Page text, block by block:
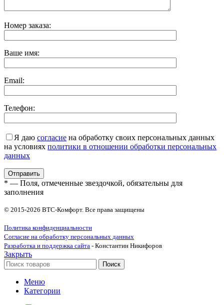
Номер заказа:
Ваше имя:
Email:
Телефон:
Я даю согласие на обработку своих персональных данных
на условиях политики в отношении обработки персональных
данных
* — Поля, отмеченные звездочкой, обязательны для
заполнения
© 2015-2026 ВТС-Комфорт. Все права защищены
Политика конфиденциальности
Согласие на обработку персональных данных
Разработка и поддержка сайта - Константин Никифоров
Закрыть
Поиск
Меню
Категории